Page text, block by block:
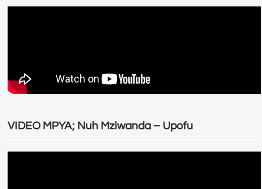
VIDEO MPYA; Nuh Mziwanda – Upofu